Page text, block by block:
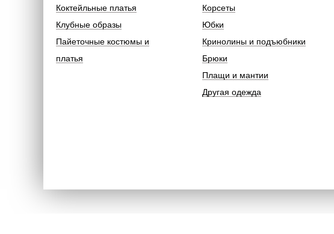
Коктейльные платья
Клубные образы
Пайеточные костюмы и
платья
Корсеты
Юбки
Кринолины и подъюбники
Брюки
Плащи и мантии
Другая одежда